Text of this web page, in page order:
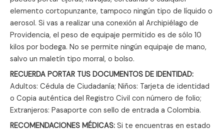
elemento cortopunzante, tampoco ningún tipo de líquido o
aerosol. Si vas a realizar una conexión al Archipiélago de
Providencia, el peso de equipaje permitido es de sólo 10
kilos por bodega. No se permite ningún equipaje de mano,
salvo un maletín tipo morral, o bolso.
RECUERDA PORTAR TUS DOCUMENTOS DE IDENTIDAD:
Adultos: Cédula de Ciudadanía; Niños: Tarjeta de identidad
o Copia auténtica del Registro Civil con número de folio;
Extranjeros: Pasaporte con sello de entrada a Colombia.
RECOMENDACIONES MÉDICAS: Si te encuentras en estado